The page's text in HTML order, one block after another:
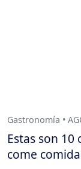
Gastronomía •
Estas son
come